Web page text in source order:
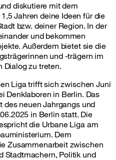
diskutiere mit dem
Jahren deine Ideen für die
bzw. deiner Region. In der
und bekommen
Außerdem bietet sie die
und -trägern im
Dialog zu treten.
Liga trifft sich zwischen Juni
Denklaboren in Berlin. Das
des neuen Jahrgangs und
in Berlin statt. Die
die Urbane Liga am
Dem
Zusammenarbeit zwischen
Stadtmachern, Politik und